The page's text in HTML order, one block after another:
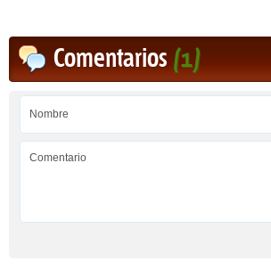
Comentarios(1)